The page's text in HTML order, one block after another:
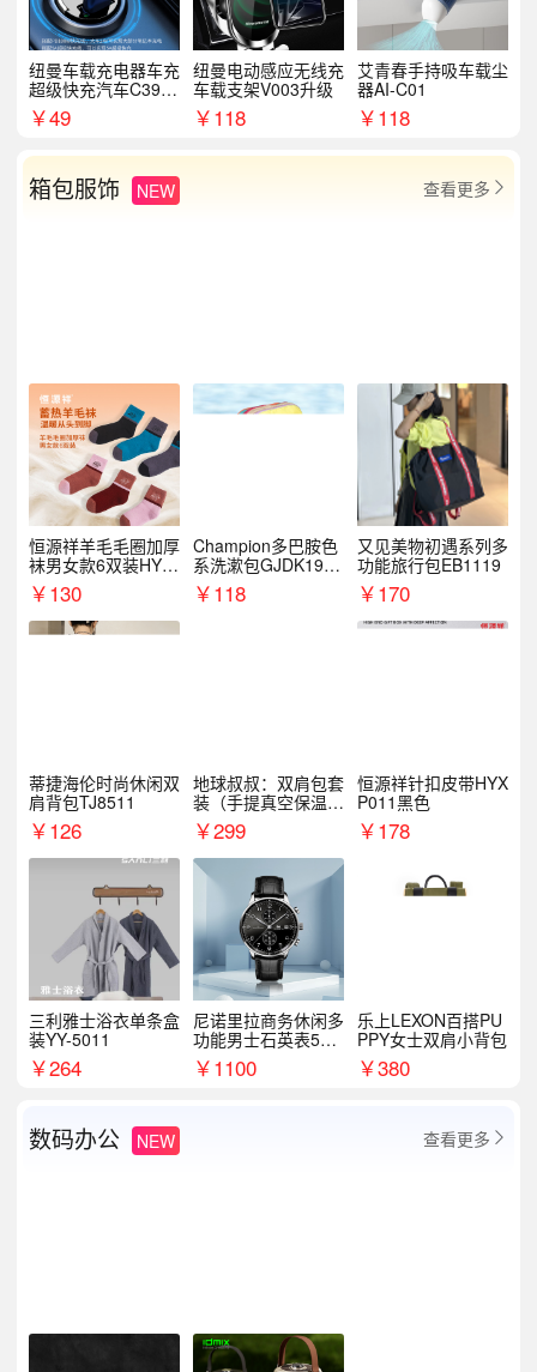
纽曼车载充电器车充
超级快充汽车C39提
手拉环
￥49
纽曼电动感应无线充
车载支架V003升级
￥118
艾青春手持吸车载尘
器AI-C01
￥118
箱包服饰 NEW 查看更多 
恒源祥羊毛毛圈加厚
袜男女款6双装HYX
068WZ
￥130
Champion多巴胺色
系洗漱包GJDK19R
1￥118
又见美物初遇系列多
功能旅行包EB1119
￥170
蒂捷海伦时尚休闲双
肩背包TJ8511
￥126
地球叔叔：双肩包套
装（手提真空保温杯
+手机挂绳）
￥299
恒源祥针扣皮带HYX
P011黑色
￥178
三利雅士浴衣单条盒
装YY-5011
￥264
尼诺里拉商务休闲多
功能男士石英表510
05
￥1100
乐上LEXON百搭PU
PPY女士双肩小背包
￥380
数码办公 NEW 查看更多 